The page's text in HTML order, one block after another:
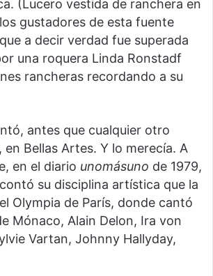
(Lucero vestida de ranchera en
gustadores de esta fuente
a decir verdad fue superada
una roquera Linda Ronstadf
rancheras recordando a su
antes que cualquier otro
Bellas Artes. Y lo merecía. A
en el diario unomásuno de 1979,
su disciplina artística que la
Olympia de París, donde cantó
Mónaco, Alain Delon, Ira von
Vartan, Johnny Hallyday,